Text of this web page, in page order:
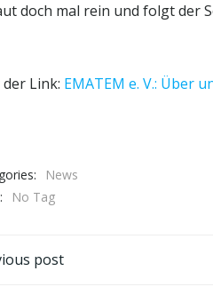
doch mal rein und folgt der
Link: EMATEM e. V.: Über
News
No Tag
post